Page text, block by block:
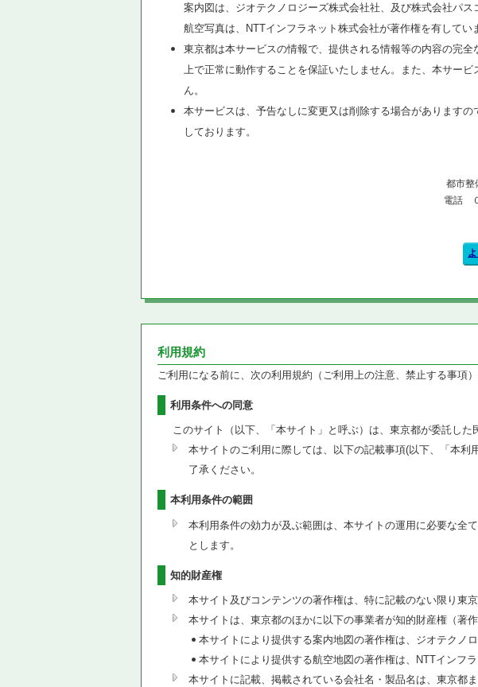
案内図は、ジオテクノロジーズ株式会社社、及び株式会社パス
航空写真は、NTTインフラネット株式会社が著作権を有してい
東京都は本サービスの情報で、提供される情報等の内容の完
上で正常に動作することを保証いたしません。また、本サー
ん。
本サービスは、予告なしに変更又は削除する場合があります
しております。
都市整
電話
利用規約
ご利用になる前に、次の利用規約（ご利用上の注意、禁止する事項）
利用条件への同意
このサイト（以下、「本サイト」と呼ぶ）は、東京都が委託した
本サイトのご利用に際しては、以下の記載事項(以下、「本
了承ください。
本利用条件の範囲
本利用条件の効力が及ぶ範囲は、本サイトの運用に必要な全
とします。
知的財産権
本サイト及びコンテンツの著作権は、特に記載のない限り東
本サイトは、東京都のほかに以下の事業者が知的財産権（著
本サイトにより提供する案内地図の著作権は、ジオテクノ
本サイトにより提供する航空地図の著作権は、NTTインフ
本サイトに記載、掲載されている会社名・製品名は、東京都